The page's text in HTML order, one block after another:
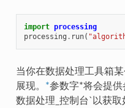
import processing
processing . run(
当你在数据处理工具箱某
展现。 *参数字*将会提
数据处理_控制台`以获